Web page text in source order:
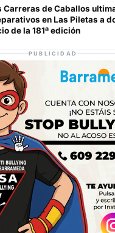
Carreras de Caballos
en Las Piletas a
de la 181ª edición
PUBLICIDAD